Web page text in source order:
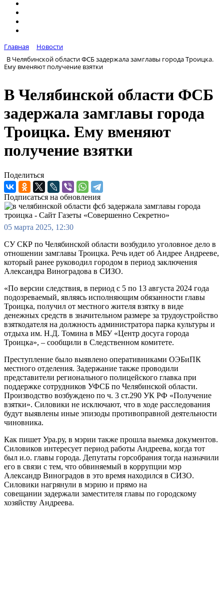
Главная
Новости
В Челябинской области ФСБ задержала замглавы города Троицка.
Ему вменяют получение взятки
В Челябинской области ФСБ
задержала замглавы города
Троицка. Ему вменяют
получение взятки
Поделиться
Подписаться на обновления
05 марта 2025, 12:30
СУ СКР по Челябинской области возбудило уголовное дело в
отношении замглавы Троицка. Речь идет об Андрее Андрееве,
который ранее руководил городом в период заключения
Александра Виноградова в СИЗО.
«По версии следствия, в период с 5 по 13 августа 2024 года
подозреваемый, являясь исполняющим обязанности главы
Троицка, получил от местного жителя взятку в виде
денежных средств в значительном размере за трудоустройство
взяткодателя на должность администратора парка культуры и
отдыха им. Н.Д. Томина в МБУ «Центр досуга города
Троицка», – сообщили в Следственном комитете.
Преступление было выявлено оперативниками ОЭБиПК
местного отделения. Задержание также проводили
представители регионального полицейского главка при
поддержке сотрудников УФСБ по Челябинской области.
Производство возбуждено по ч. 3 ст.290 УК РФ «Получение
взятки». Силовики не исключают, что в ходе расследования
будут выявлены иные эпизоды противоправной деятельности
чиновника.
Как пишет Ура.ру, в мэрии также прошла выемка документов.
Силовиков интересует период работы Андреева, когда тот
был и.о. главы города. Депутаты горсобрания тогда назначили
его в связи с тем, что обвиняемый в коррупции мэр
Александр Виноградов в это время находился в СИЗО.
Силовики нагрянули в мэрию и прямо на
совещании задержали заместителя главы по городскому
хозяйству Андреева.